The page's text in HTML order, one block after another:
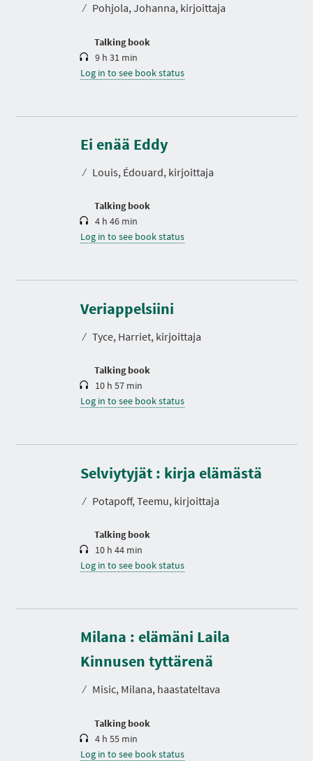
⁄ Pohjola, Johanna, kirjoittaja
Talking book
i
9 h 31 min
Log in to see book status
Ei enää Eddy
⁄ Louis, Édouard, kirjoittaja
Talking book
D
r
a
i
4 h 46 min
Log in to see book status
Veriappelsiini
⁄ Tyce, Harriet, kirjoittaja
Talking book
D
r
a
i
10 h 57 min
Log in to see book status
Selviytyjät : kirja elämästä
⁄ Potapoff, Teemu, kirjoittaja
Talking book
D
r
a
i
10 h 44 min
Log in to see book status
Milana : elämäni Laila
Kinnusen tyttärenä
⁄ Misic, Milana, haastateltava
Talking book
D
u
r
a
i
4 h 55 min
Log in to see book status